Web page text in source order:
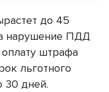
до 45
нарушение ПДД
оплату штрафа
льготного
30 дней.